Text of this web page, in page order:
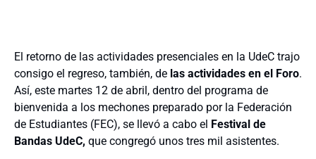
El retorno de las actividades presenciales en la UdeC trajo
consigo el regreso, también, de las actividades en el Foro.
Así, este martes 12 de abril, dentro del programa de
bienvenida a los mechones preparado por la Federación
de Estudiantes (FEC), se llevó a cabo el Festival de
Bandas UdeC, que congregó unos tres mil asistentes.